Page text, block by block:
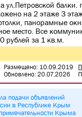
ул.Петровской
на 2 этаже 3
панорамные
место. Все
рублей за 1 кв.м.
Размещено: 10.09.2019
Обновлено: 20.07.2026
подачи объявлений
в Республике Крым
Крыма